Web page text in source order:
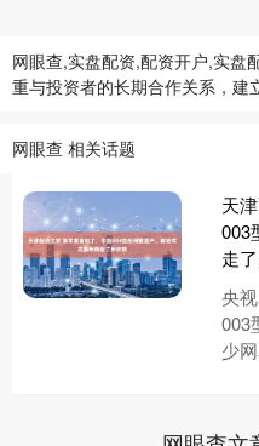
网眼查,实盘配资,配资开户,实
重与投资者的长期合作关系，建
网眼查 相关话题
天
003
走
央
003
少